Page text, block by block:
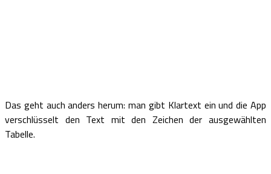
Das geht auch anders herum: man gibt Klartext ein und die App
verschlüsselt den Text mit den Zeichen der ausgewählten
Tabelle.